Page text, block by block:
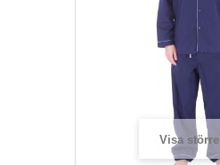
Visa större